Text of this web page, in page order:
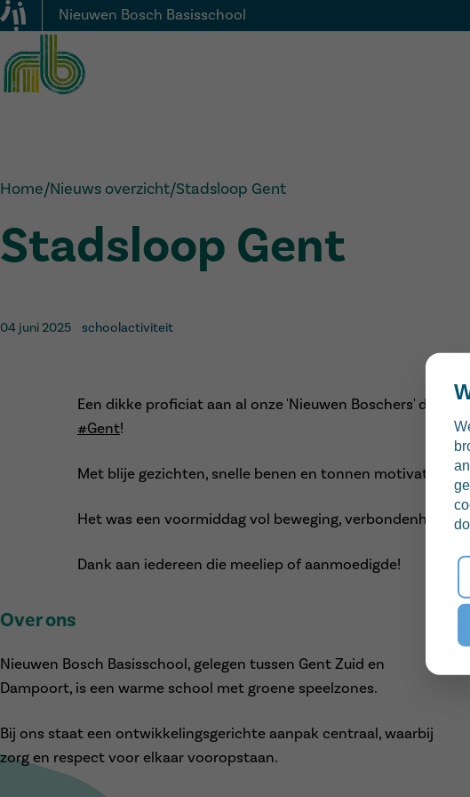
Nieuwen Bosch Basisschool
Home/Nieuws overzicht/Stadsloop Gent
Stadsloop Gent
04 juni 2025 schoolactiviteit
Een dikke proficiat aan al onze 'Nieuwen Boschers' die
#Gent!
Met blije gezichten, snelle benen en tonnen motivatie
Het was een voormiddag vol beweging, verbondenheid
Dank aan iedereen die meeliep of aanmoedigde!
Over ons
Nieuwen Bosch Basisschool, gelegen tussen Gent Zuid en
Dampoort, is een warme school met groene speelzones.
Bij ons staat een ontwikkelingsgerichte aanpak centraal, waarbij
zorg en respect voor elkaar vooropstaan.